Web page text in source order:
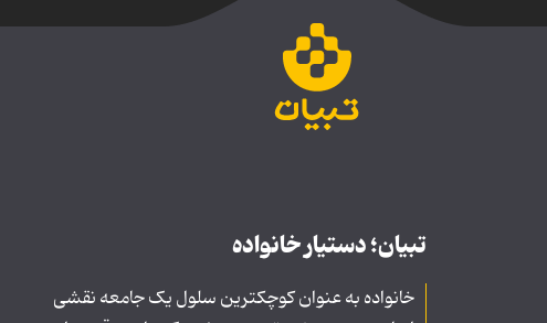
تبیان؛ دستیار خانواده
خانواده به عنوان کوچکترین سلول یک جامعه نقشی